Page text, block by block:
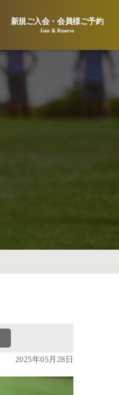
新規ご入会・会員様ご予約
Join ＆ Reserve
2025年05月28日